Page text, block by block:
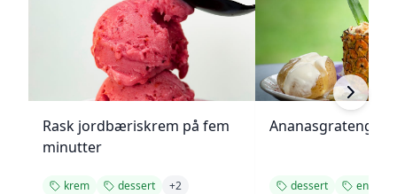
Rask jordbæriskrem på fem
minutter
krem dessert +2
Ananasgrateng
dessert enkel